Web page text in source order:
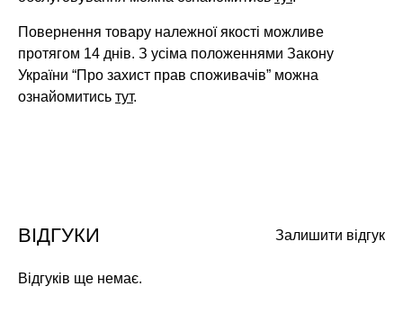
Повернення товару належної якості можливе
протягом 14 днів. З усіма положеннями Закону
України “Про захист прав споживачів” можна
ознайомитись тут.
Залишити відгук
ВІДГУКИ
Відгуків ще немає.